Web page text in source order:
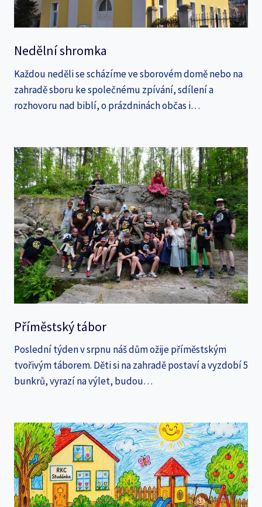
Nedělní shromka
Každou neděli se scházíme ve sborovém domě nebo na
zahradě sboru ke společnému zpívání, sdílení a
rozhovoru nad biblí, o prázdninách občas i…
Příměstský tábor
Poslední týden v srpnu náš dům ožije příměstským
tvořivým táborem. Děti si na zahradě postaví a vyzdobí 5
bunkrů, vyrazí na výlet, budou…